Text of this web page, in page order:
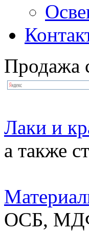
Продажа
Лаки и
а также
ОСБ,